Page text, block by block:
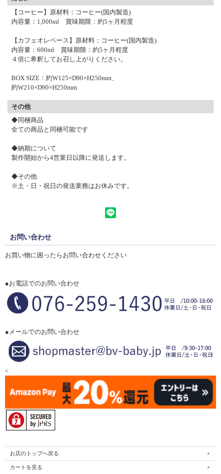
【コーヒー】原材料：コーヒー(国内製造)
内容量：1,000ml 賞味期限：約5ヶ月程度
【カフェオレベース】原材料：コーヒー(国内製造)
内容量：600ml 賞味期限：約5ヶ月程度
４倍に希釈してお召し上がりください。
BOX SIZE：約W125×D90×H250mm、
約W210×D90×H250mm
その他
◆同梱商品
全ての商品と同梱可能です
◆納期について
製作開始から4営業日以降に発送します。
◆その他
※土・日・祝日の発送業務はお休みです。
お問い合わせ
お買い物に困ったらお問い合わせください
●お電話でのお問い合わせ
●メールでのお問い合わせ
<
お店のトップへ戻る
カートを見る